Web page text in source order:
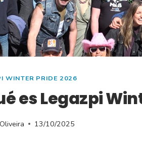
WINTER PRIDE 2026
es Legazpi
13/10/2025